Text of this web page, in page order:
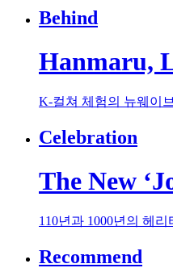
Behind
Hanmaru,
K-컬쳐 체험의 뉴웨이
Celebration
The New
110년과 1000년의 헤
Recommend